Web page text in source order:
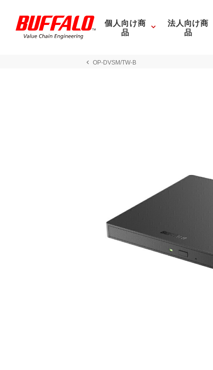
個人向け商
品
法人向け商
品
OP-DVSM/TW-B